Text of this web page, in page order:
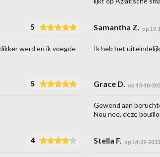
5
werd en ik voegde
Samantha Z. op 19-
Ik heb het
5 Grace D. op 13-10-
Gewend aan
Nou nee, deze
4 Stella F. op 14-09-2023